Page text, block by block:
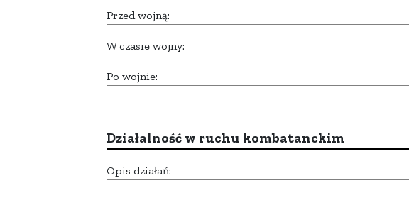
Przed wojną:
W czasie wojny:
Po wojnie:
Działalność w ruchu kombatanckim
Opis działań: